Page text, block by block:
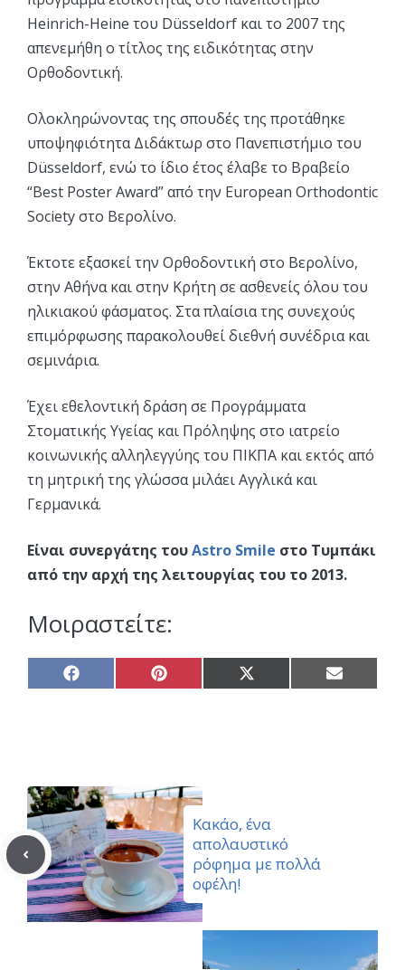
Heinrich-Heine του Düsseldorf και το 2007 της
απενεμήθη ο τίτλος της ειδικότητας στην
Ορθοδοντική.
Ολοκληρώνοντας της σπουδές της προτάθηκε
υποψηφιότητα Διδάκτωρ στο Πανεπιστήμιο του
Düsseldorf, ενώ το ίδιο έτος έλαβε το Βραβείο
“Best Poster Award” από την European Orthodontic
Society στο Βερολίνο.
Έκτοτε εξασκεί την Ορθοδοντική στο Βερολίνο,
στην Αθήνα και στην Κρήτη σε ασθενείς όλου του
ηλικιακού φάσματος. Στα πλαίσια της συνεχούς
επιμόρφωσης παρακολουθεί διεθνή συνέδρια και
σεμινάρια.
Έχει εθελοντική δράση σε Προγράμματα
Στοματικής Υγείας και Πρόληψης στο ιατρείο
κοινωνικής αλληλεγγύης του ΠΙΚΠΑ και εκτός από
τη μητρική της γλώσσα μιλάει Αγγλικά και
Γερμανικά.
Είναι συνεργάτης τουAstro Smile στο Τυμπάκι
από την αρχή της λειτουργίας του το 2013.
Μοιραστείτε:
Share
on
Share
on
Share
on
Share
on
Κακάο, ένα
απολαυστικό
ρόφημα με πολλά
οφέλη!